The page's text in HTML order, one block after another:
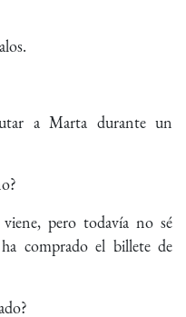
a Marta durante un
pero todavía no sé
comprado el billete de